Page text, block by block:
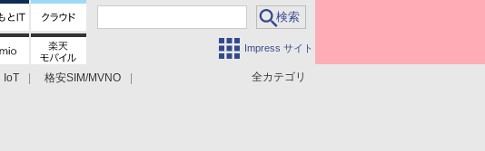
Impress サイト
全カテゴリ
IoT
格安SIM/MVNO